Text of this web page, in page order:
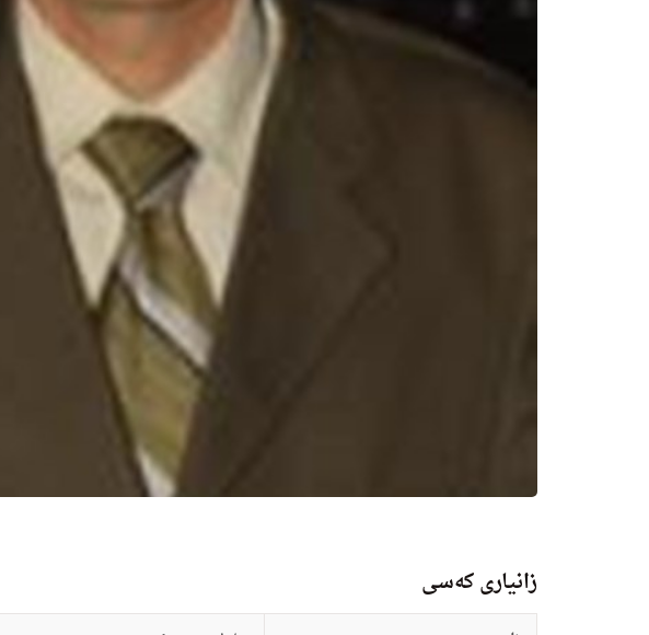
زانيارى کەسی